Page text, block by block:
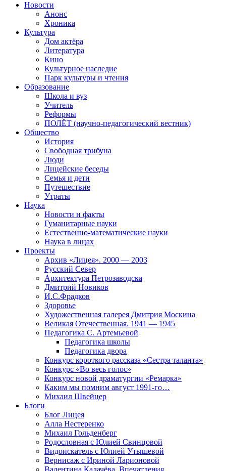
Новости
Анонс
Хроника
Культура
Дом актёра
Литература
Кино
Культурное наследие
Парк культуры и чтения
Образование
Школа и вуз
Учитель
Реформы
ПОЛЁТ (научно-педагогический вестник)
Общество
История
Свободная трибуна
Люди
Лицейские беседы
Семья и дети
Путешествие
Утраты
Наука
Новости и факты
Гуманитарные науки
Естественно-математические науки
Наука в лицах
Проекты
Архив «Лицея». 2000 — 2003
Русский Север
Архитектура Петрозаводска
Дмитрий Новиков
И.С.Фрадков
Здоровье
Художественная галерея Дмитрия Москина
Великая Отечественная. 1941 — 1945
Педагогика С. Артемьевой
Педагогика школы
Педагогика двора
Конкурс короткого рассказа «Сестра таланта»
Конкурс «Во весь голос»
Конкурс новой драматургии «Ремарка»
Каким мы помним август 1991-го…
Михаил Швейцер
Блоги
Блог Лицея
Алла Нестеренко
Михаил Гольденберг
Родословная с Юлией Свинцовой
Видоискатель с Юлией Утышевой
Вернисаж с Ириной Ларионовой